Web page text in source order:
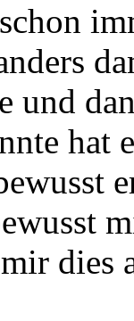
und
hat
dies